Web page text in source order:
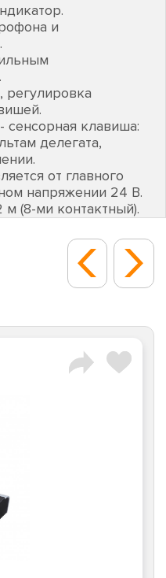
и
регулировка
сенсорная клавиша:
делегата,
от главного
напряжении 24 В.
(8-ми контактный).